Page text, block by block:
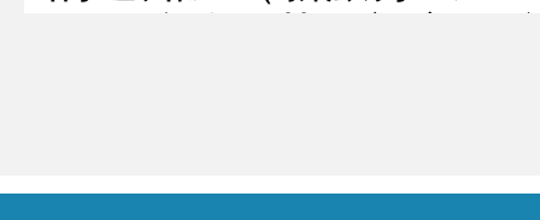
审组，按照评分标准对